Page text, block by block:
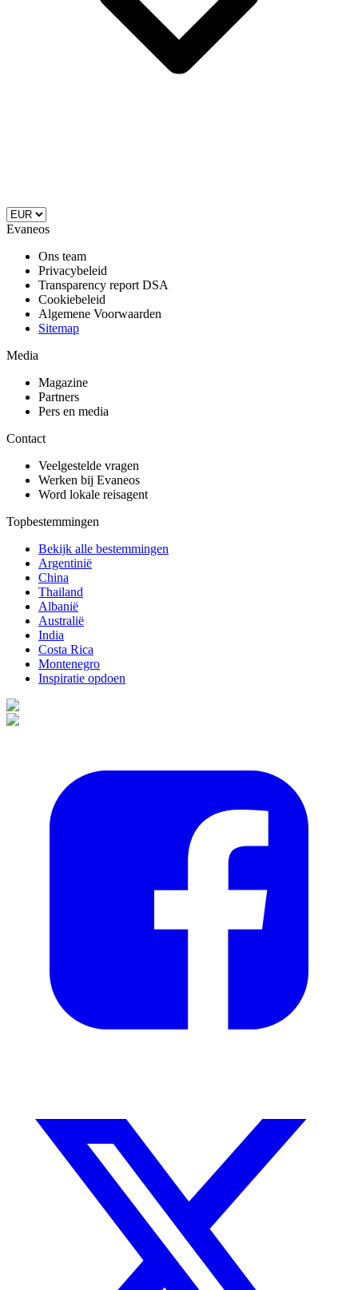
Evaneos
Ons team
Privacybeleid
Transparency report DSA
Cookiebeleid
Algemene Voorwaarden
Sitemap
Media
Magazine
Partners
Pers en media
Contact
Veelgestelde vragen
Werken bij Evaneos
Word lokale reisagent
Topbestemmingen
Bekijk alle bestemmingen
Argentinië
China
Thailand
Albanië
Australië
India
Costa Rica
Montenegro
Inspiratie opdoen